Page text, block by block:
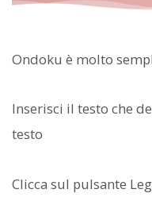
Ondoku è molto
Inserisci il testo che
testo
Clicca sul pulsante